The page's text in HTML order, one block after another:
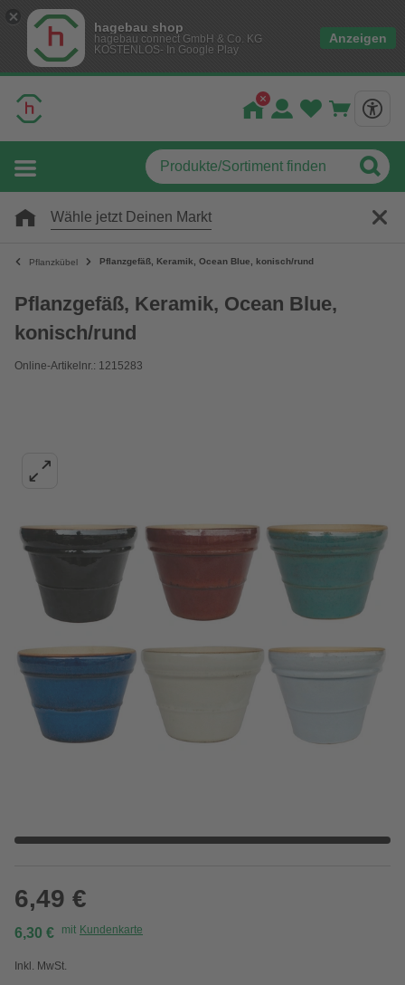
hagebau shop
hagebau connect GmbH & Co. KG
KOSTENLOS- In Google Play
Anzeigen
Wähle jetzt Deinen Markt
Pflanzkübel Pflanzgefäß, Keramik, Ocean Blue, konisch/rund
Pflanzgefäß, Keramik, Ocean Blue,
konisch/rund
Online-Artikelnr.: 1215283
6,49 €
6,30 € mit Kundenkarte
Inkl. MwSt.